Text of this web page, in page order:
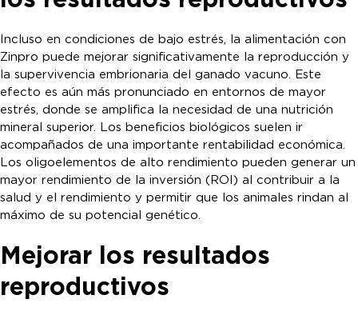
Incluso en condiciones de bajo estrés, la alimentación con
Zinpro puede mejorar significativamente la reproducción y
la supervivencia embrionaria del ganado vacuno. Este
efecto es aún más pronunciado en entornos de mayor
estrés, donde se amplifica la necesidad de una nutrición
mineral superior. Los beneficios biológicos suelen ir
acompañados de una importante rentabilidad económica.
Los oligoelementos de alto rendimiento pueden generar un
mayor rendimiento de la inversión (ROI) al contribuir a la
salud y el rendimiento y permitir que los animales rindan al
máximo de su potencial genético.
Mejorar los resultados
reproductivos